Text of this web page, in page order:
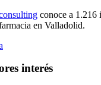
conoce a 1.216
en Valladolid.
interés